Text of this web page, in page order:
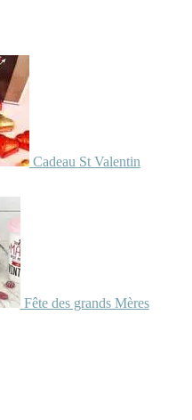
Cadeau St Valentin
Fête des grands Mères